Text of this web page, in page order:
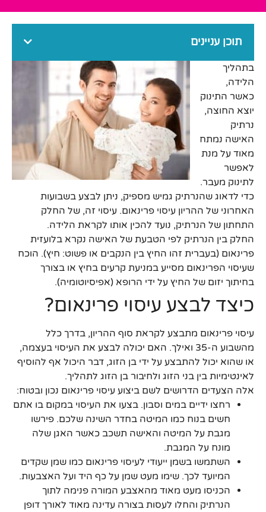
תוכן עניינים
בתהליך
הלידה,
כאשר התינוק
יוצא החוצה,
נרתיק
האישה נמתח
מאוד על מנת
לאפשר
לתינוק מעבר.
כדי לדאוג שהנרתיק גמיש מספיק, ניתן לבצע בשבועות
האחרוני של ההריון עיסוי פרינאום. עיסוי זה, של החלק
התחתון של הנרתיק, נועד להכין אותו לקראת הלידה.
החלק בין הנרתיק לפי הטבעת של האישה נקרא בלועזית
פרינאום (בעברית זהו החיץ בין הנקבים או פשוט: חיץ). הוכח
שעיסוי הפרינאום מסייע במניעת קרעים בחיץ או בצורך
בחיתוך יזום של החיץ על ידי הרופא (אפיסיוטומיה).
כיצד לבצע עיסוי פרינאום?
עיסוי פרינאום מתבצע לקראת סוף ההריון, בדרך כלל
מהשבוע ה-35 ואילך. האם יכולה לבצע את העיסוי בעצמה,
או שהוא יכול להתבצע על ידי בן הזוג, דבר היכול אף להוסיף
לאינטימיות בין בני הזוג ולחיבור בן הזוג לתהליך.
אלה הצעדים הדרושים לשם ביצוע עיסוי פרינאום נכון ובטוח:
רחצו ידיים במים וסבון. בצעו את העיסוי במקום בו אתם
חשים בנוח כמו המיטה בחדר השינה שלכם. פירשו
מגבת על המיטה והאישה תשכב כאשר האגן שלה
מונח על המגבת.
השתמשו בשמן ייעודי לעיסוי פרינאום כמו שמן שקדים
המיועד לכך. שימו מעט שמן על כף היד ועל האצבעות.
הכניסו מעט מאוד מהאצבע המורה פנימה לתוך
הנרתיק והחלו לעסות בצורה עדינה מאוד לאורך דופן